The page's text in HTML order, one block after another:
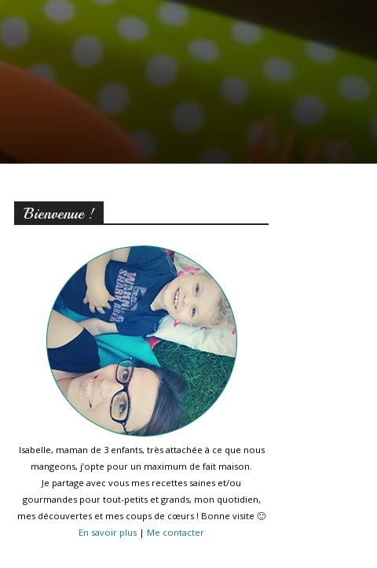
Bienvenue !
Isabelle, maman de 3 enfants, très attachée à ce que nous
mangeons, j’opte pour un maximum de fait maison.
Je partage avec vous mes recettes saines et/ou
gourmandes pour tout-petits et grands, mon quotidien,
mes découvertes et mes coups de cœurs ! Bonne visite 🙂
En savoir plus | Me contacter